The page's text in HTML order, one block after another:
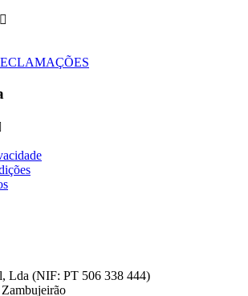

Lda (NIF: PT 506 338 444)